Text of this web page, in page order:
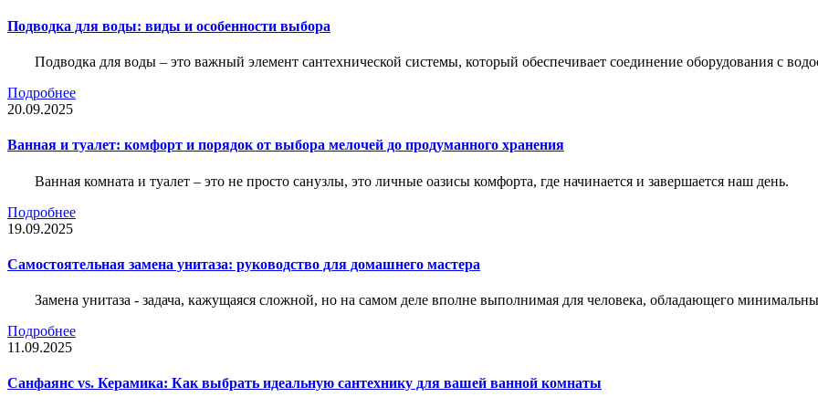
Подводка для воды: виды и особенности выбора
Подводка для воды – это важный элемент сантехнической системы, который обеспечивает соединение оборудования с
Подробнее
20.09.2025
Ванная и туалет: комфорт и порядок от выбора мелочей до продуманного хранения
Ванная комната и туалет – это не просто санузлы, это личные оазисы комфорта, где начинается и завершается наш день.
Подробнее
19.09.2025
Самостоятельная замена унитаза: руководство для домашнего мастера
Замена унитаза - задача, кажущаяся сложной, но на самом деле вполне выполнимая для человека, обладающего
Подробнее
11.09.2025
Санфаянс vs. Керамика: Как выбрать идеальную сантехнику для вашей ванной комнаты